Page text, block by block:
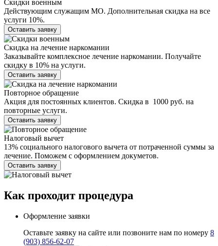
Скидки военным
Действующим служащим МО. Дополнительная скидка на все
услуги 10%.
Оставить заявку
Скидка на лечение наркомании
Заказывайте комплексное лечение наркомании. Получайте
скидку в 10% на услуги.
Оставить заявку
Повторное обращение
Акция для постоянных клиентов. Скидка в 1000 руб. на
повторные услуги.
Оставить заявку
Налоговый вычет
13% социального налогового вычета от потраченной суммы за
лечение. Поможем с оформлением докуметов.
Оставить заявку
Как проходит процедура
Оформление заявки
Оставьте заявку на сайте или позвоните нам по номеру 8
(903) 856-62-07